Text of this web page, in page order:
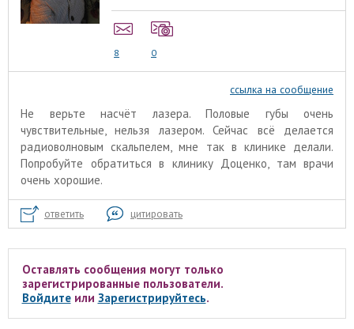
8 0
ссылка на сообщение
Не верьте насчёт лазера. Половые губы очень
чувствительные, нельзя лазером. Сейчас всё делается
радиоволновым скальпелем, мне так в клинике делали.
Попробуйте обратиться в клинику Доценко, там врачи
очень хорошие.
ответить цитировать
Оставлять сообщения могут только
зарегистрированные пользователи.
Войдитеили Зарегистрируйтесь.